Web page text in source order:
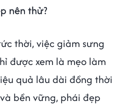
nên thử?
thời, việc giảm sưng
được xem là mẹo làm
quả lâu dài đồng thời
bền vững, phái đẹp